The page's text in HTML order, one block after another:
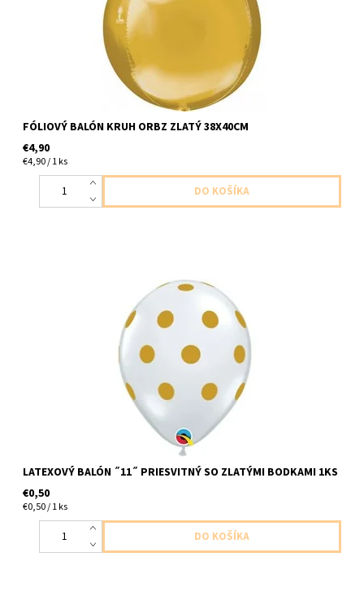
FÓLIOVÝ BALÓN KRUH ORBZ ZLATÝ 38X40CM
€4,90
€4,90 / 1 ks
Latexové balóny priesvitny so zlatymi bodkami 1ks v baleni
velkost do 30cm dodavame nenfukany
LATEXOVÝ BALÓN ˝11˝ PRIESVITNÝ SO ZLATÝMI BODKAMI 1KS
€0,50
€0,50 / 1 ks